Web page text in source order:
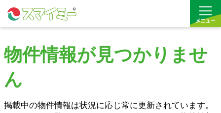
借りる
買う
お気に入り
物件情報が見つかりませ
ん
掲載中の物件情報は状況に応じ常に更新されています。